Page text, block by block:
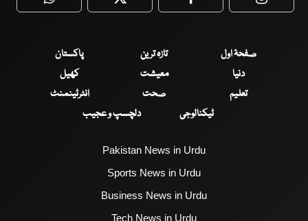
WhatsApp Twitter Facebook
صفحۂ اول تازہ ترین
پاکستان
دنیا
معیشت
کھیل
تعلیم
صحت
انٹرٹینمنٹ
ٹیکنالوجی
دلچسپ و عجیب
Pakistan News in Urdu
Sports News in Urdu
Business News in Urdu
Tech News in Urdu